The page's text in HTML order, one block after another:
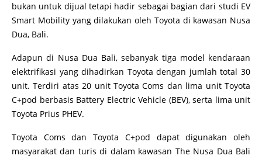
bukan untuk dijual tetapi hadir sebagai bagian dari studi EV
Smart Mobility yang dilakukan oleh Toyota di kawasan Nusa
Dua, Bali.
Adapun di Nusa Dua Bali, sebanyak tiga model kendaraan
elektrifikasi yang dihadirkan Toyota dengan jumlah total 30
unit. Terdiri atas 20 unit Toyota Coms dan lima unit Toyota
C+pod berbasis Battery Electric Vehicle (BEV), serta lima unit
Toyota Prius PHEV.
Toyota Coms dan Toyota C+pod dapat digunakan oleh
masyarakat dan turis di dalam kawasan The Nusa Dua Bali